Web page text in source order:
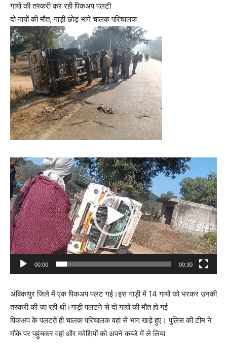
गायों की तस्करी कर रही पिकअप पलटी
दो गायों की मौत, गाड़ी छोड़ भागे चालक परिचालक
Video
Player
00:00 00:30
अंबिकापुर जिले में एक पिकअप पलट गई।इस गाड़ी में 14 गायों को भरकर उनकी
तस्करी की जा रही थी।गाड़ी पलटने से दो गायों की मौत हो गई
पिकअप के पलटते ही चालक परिचालक वहां से भाग खड़े हुए। पुलिस की टीम ने
मौके पर पहुंचकर वहां और मवेशियों को अपने कब्जे में ले लिया